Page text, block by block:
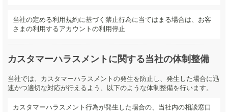
当社の定める利用規約に基づく禁止行為に当てはまる場合は、お客
さまの利用するアカウントの利用停止
カスタマーハラスメントに関する当社の体制整備
当社では、カスタマーハラスメントの発生を防止し、発生した場合に迅
速かつ適切な対応が行えるよう、以下のような体制整備を行います。
カスタマーハラスメント行為が発生した場合の、当社内の相談窓口